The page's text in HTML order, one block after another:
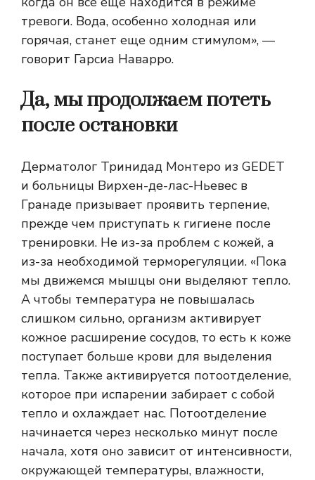
тревоги. Вода, особенно холодная или
горячая, станет еще одним стимулом», —
говорит Гарсиа Наварро.
Да, мы продолжаем потеть
после остановки
Дерматолог Тринидад Монтеро из GEDET
и больницы Вирхен-де-лас-Ньевес в
Гранаде призывает проявить терпение,
прежде чем приступать к гигиене после
тренировки. Не из-за проблем с кожей, а
из-за необходимой терморегуляции. «Пока
мы движемся мышцы они выделяют тепло.
А чтобы температура не повышалась
слишком сильно, организм активирует
кожное расширение сосудов, то есть к коже
поступает больше крови для выделения
тепла. Также активируется потоотделение,
которое при испарении забирает с собой
тепло и охлаждает нас. Потоотделение
начинается через несколько минут после
начала, хотя оно зависит от интенсивности,
окружающей температуры, влажности,